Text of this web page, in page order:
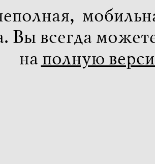
Вы всегда
на полную